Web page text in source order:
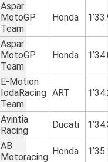
Aspar
MotoGP
Team
Honda
Aspar
MotoGP
Team
Honda
E-Motion
IodaRacing
Team
ART
Avintia
Racing
Ducati
AB
Motoracing
Honda